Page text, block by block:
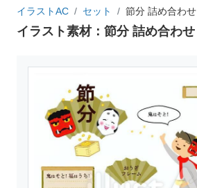
イラストAC
セット 節分 詰め合わせ
イラスト素材：節分 詰め合わせ